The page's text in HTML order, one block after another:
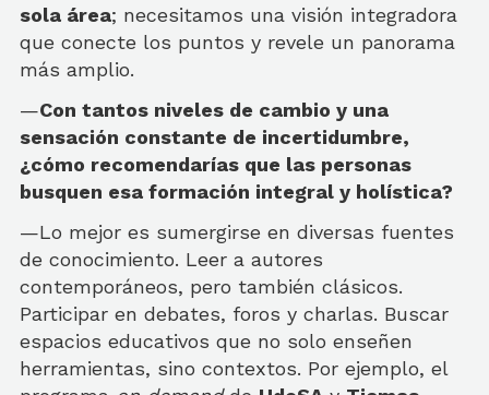
sola área; necesitamos una visión integradora
que conecte los puntos y revele un panorama
más amplio.
—Con tantos niveles de cambio y una
sensación constante de incertidumbre,
¿cómo recomendarías que las personas
busquen esa formación integral y holística?
—Lo mejor es sumergirse en diversas fuentes
de conocimiento. Leer a autores
contemporáneos, pero también clásicos.
Participar en debates, foros y charlas. Buscar
espacios educativos que no solo enseñen
herramientas, sino contextos. Por ejemplo, el